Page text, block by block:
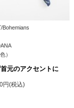
Bohemians
）
元のアクセントに
円(税込)